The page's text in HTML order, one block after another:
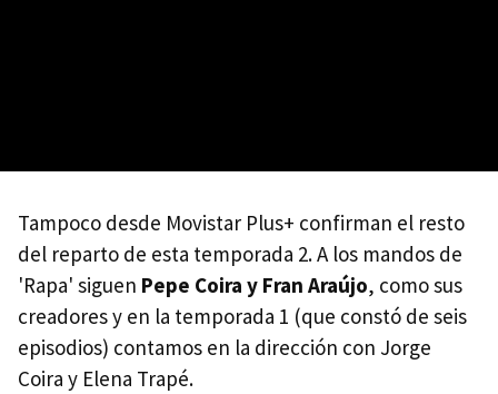
Tampoco desde Movistar Plus+ confirman el resto
del reparto de esta temporada 2. A los mandos de
'Rapa' siguen Pepe Coira y Fran Araújo, como sus
creadores y en la temporada 1 (que constó de seis
episodios) contamos en la dirección con Jorge
Coira y Elena Trapé.